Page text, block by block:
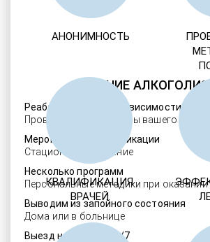
ЛЕЧЕНИЕ
Реабилитация алкозависимости
Проверенные ребцентры вашего
Мероприятия детоксикации
Стационарное лечение
Несколько программ
Персональные методики при оказании
Выводим из запойного состояния
Дома или в больнице
Выезд нарколога 24/7
АНОНИМНОСТЬ
КВАЛИФИКАЦИЯ
ВРАЧЕЙ